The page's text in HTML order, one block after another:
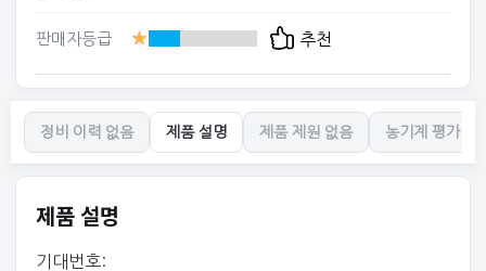
판매자등급 추천
정비 이력 없음 제품 설명 제품 제원 없음 농기계 평가 없
제품 설명
기대번호: